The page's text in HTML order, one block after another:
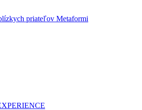
priateľov Metaformi